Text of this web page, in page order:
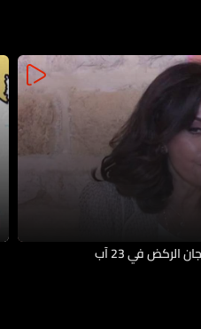
الركض في 23 آب